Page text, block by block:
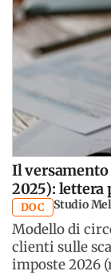
Il
2025): lettera
DOC Studio
Modello di
clienti sulle
imposte 2026